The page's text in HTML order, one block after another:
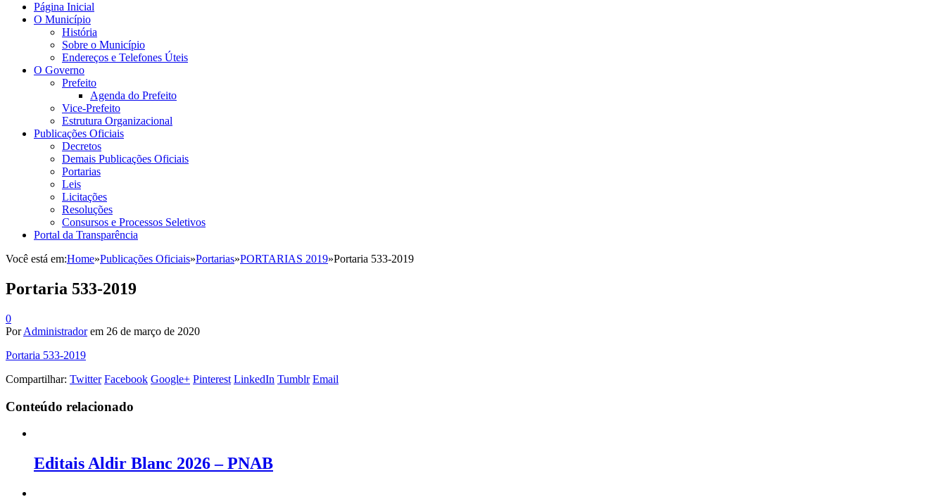
Página Inicial
O Município
História
Sobre o Município
Endereços e Telefones Úteis
O Governo
Prefeito
Agenda do Prefeito
Vice-Prefeito
Estrutura Organizacional
Publicações Oficiais
Decretos
Demais Publicações Oficiais
Portarias
Leis
Licitações
Resoluções
Consursos e Processos Seletivos
Portal da Transparência
Você está em:Home»Publicações Oficiais»Portarias»PORTARIAS 2019»Portaria 533-2019
Portaria 533-2019
0
PorAdministrador em 26 de março de 2020
Portaria 533-2019
Compartilhar: Twitter Facebook Google+ Pinterest LinkedIn Tumblr Email
Conteúdo relacionado
Editais Aldir Blanc 2026 – PNAB